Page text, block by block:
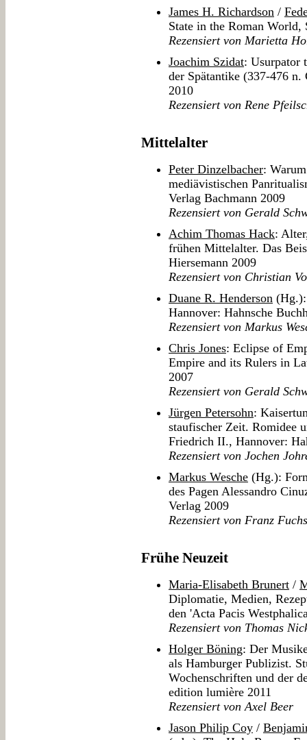
James H. Richardson /
State in the Roman World,
Rezensiert von Marietta
Joachim Szidat: Usurpator
der Spätantike (337-476
2010
Rezensiert von Rene
Mittelalter
Peter Dinzelbacher:
mediävistischen
Verlag Bachmann 2009
Rezensiert von Gerald
Achim Thomas Hack:
frühen Mittelalter. Das
Hiersemann 2009
Rezensiert von Christian
Duane R. Henderson
Hannover: Hahnsche
Rezensiert von Markus
Chris Jones: Eclipse of
Empire and its Rulers in
2007
Rezensiert von Gerald
Jürgen Petersohn:
staufischer Zeit. Romidee
Friedrich II., Hannover:
Rezensiert von Jochen
Markus Wesche (Hg.):
des Pagen Alessandro
Verlag 2009
Rezensiert von Franz Fuchs
Frühe Neuzeit
Maria-Elisabeth Brunert /
Diplomatie, Medien,
den 'Acta Pacis
Rezensiert von Thomas
Holger Böning: Der
als Hamburger Publizist.
Wochenschriften und der
edition lumière 2011
Rezensiert von Axel Beer
Jason Philip Coy /